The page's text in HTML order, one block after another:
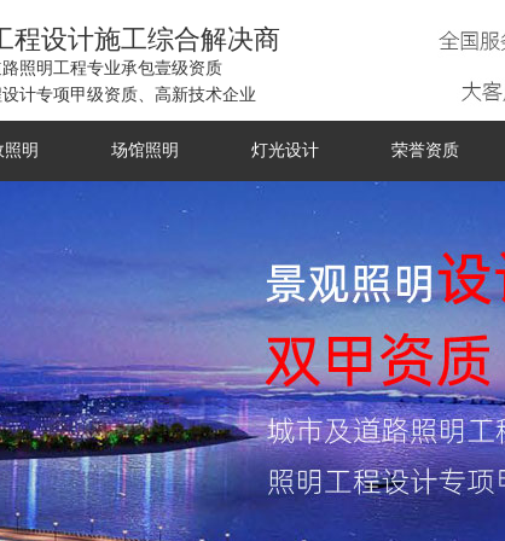
程设计施工综合解决商
照明工程专业承包壹级资质
计专项甲级资质、高新技术企业
照明 场馆照明 灯光设计 荣誉资质